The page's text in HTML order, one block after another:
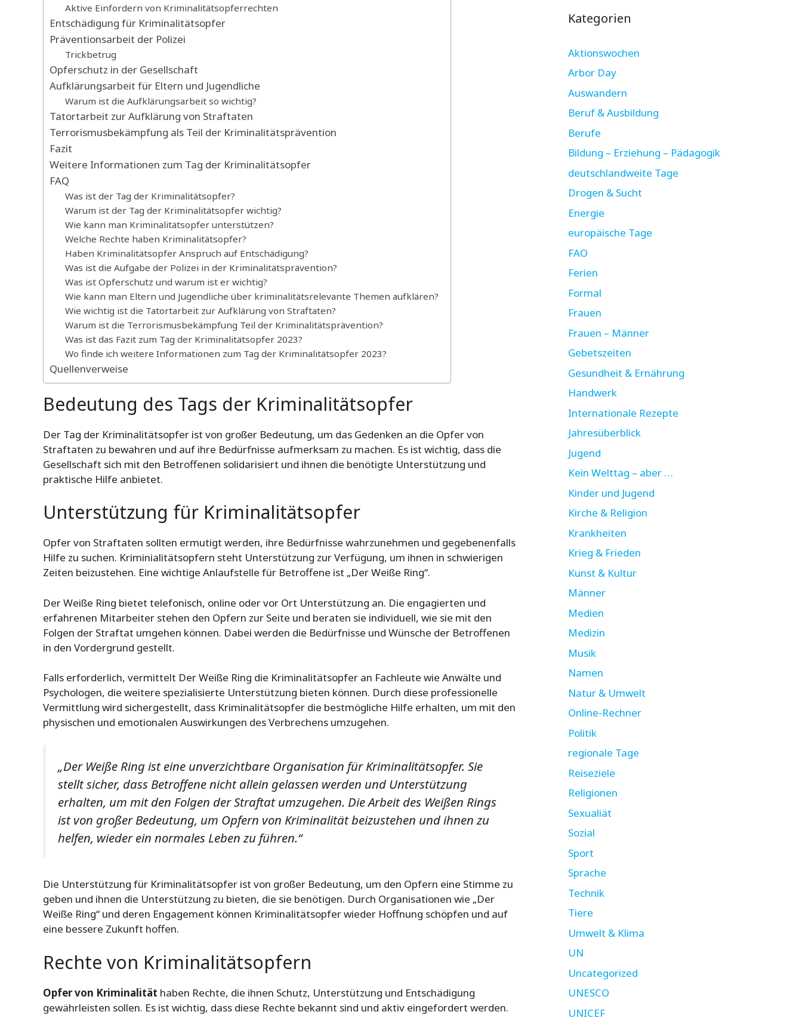
Aktive Einfordern von Kriminalitätsopferrechten
Entschädigung für Kriminalitätsopfer
Präventionsarbeit der Polizei
Trickbetrug
Opferschutz in der Gesellschaft
Aufklärungsarbeit für Eltern und Jugendliche
Warum ist die Aufklärungsarbeit so wichtig?
Tatortarbeit zur Aufklärung von Straftaten
Terrorismusbekämpfung als Teil der Kriminalitätsprävention
Fazit
Weitere Informationen zum Tag der Kriminalitätsopfer
FAQ
Was ist der Tag der Kriminalitätsopfer?
Warum ist der Tag der Kriminalitätsopfer wichtig?
Wie kann man Kriminalitätsopfer unterstützen?
Welche Rechte haben Kriminalitätsopfer?
Haben Kriminalitätsopfer Anspruch auf Entschädigung?
Was ist die Aufgabe der Polizei in der Kriminalitätsprävention?
Was ist Opferschutz und warum ist er wichtig?
Wie kann man Eltern und Jugendliche über kriminalitätsrelevante Themen aufklären?
Wie wichtig ist die Tatortarbeit zur Aufklärung von Straftaten?
Warum ist die Terrorismusbekämpfung Teil der Kriminalitätsprävention?
Was ist das Fazit zum Tag der Kriminalitätsopfer 2023?
Wo finde ich weitere Informationen zum Tag der Kriminalitätsopfer 2023?
Quellenverweise
Bedeutung des Tags der Kriminalitätsopfer
Der Tag der Kriminalitätsopfer ist von großer Bedeutung, um das Gedenken an die Opfer von
Straftaten zu bewahren und auf ihre Bedürfnisse aufmerksam zu machen. Es ist wichtig, dass die
Gesellschaft sich mit den Betroffenen solidarisiert und ihnen die benötigte Unterstützung und
praktische Hilfe anbietet.
Unterstützung für Kriminalitätsopfer
Opfer von Straftaten sollten ermutigt werden, ihre Bedürfnisse wahrzunehmen und gegebenenfalls
Hilfe zu suchen. Kriminialitätsopfern steht Unterstützung zur Verfügung, um ihnen in schwierigen
Zeiten beizustehen. Eine wichtige Anlaufstelle für Betroffene ist „Der Weiße Ring“.
Der Weiße Ring bietet telefonisch, online oder vor Ort Unterstützung an. Die engagierten und
erfahrenen Mitarbeiter stehen den Opfern zur Seite und beraten sie individuell, wie sie mit den
Folgen der Straftat umgehen können. Dabei werden die Bedürfnisse und Wünsche der Betroffenen
in den Vordergrund gestellt.
Falls erforderlich, vermittelt Der Weiße Ring die Kriminalitätsopfer an Fachleute wie Anwälte und
Psychologen, die weitere spezialisierte Unterstützung bieten können. Durch diese professionelle
Vermittlung wird sichergestellt, dass Kriminalitätsopfer die bestmögliche Hilfe erhalten, um mit den
physischen und emotionalen Auswirkungen des Verbrechens umzugehen.
„Der Weiße Ring ist eine unverzichtbare Organisation für Kriminalitätsopfer. Sie
stellt sicher, dass Betroffene nicht allein gelassen werden und Unterstützung
erhalten, um mit den Folgen der Straftat umzugehen. Die Arbeit des Weißen Rings
ist von großer Bedeutung, um Opfern von Kriminalität beizustehen und ihnen zu
helfen, wieder ein normales Leben zu führen.“
Die Unterstützung für Kriminalitätsopfer ist von großer Bedeutung, um den Opfern eine Stimme zu
geben und ihnen die Unterstützung zu bieten, die sie benötigen. Durch Organisationen wie „Der
Weiße Ring“ und deren Engagement können Kriminalitätsopfer wieder Hoffnung schöpfen und auf
eine bessere Zukunft hoffen.
Rechte von Kriminalitätsopfern
Opfer von Kriminalität haben Rechte, die ihnen Schutz, Unterstützung und Entschädigung
gewährleisten sollen. Es ist wichtig, dass diese Rechte bekannt sind und aktiv eingefordert werden.
Kategorien
Aktionswochen
Arbor Day
Auswandern
Beruf & Ausbildung
Berufe
Bildung – Erziehung – Pädagogik
deutschlandweite Tage
Drogen & Sucht
Energie
europäische Tage
FAO
Ferien
Formal
Frauen
Frauen – Männer
Gebetszeiten
Gesundheit & Ernährung
Handwerk
Internationale Rezepte
Jahresüberblick
Jugend
Kein Welttag – aber …
Kinder und Jugend
Kirche & Religion
Krankheiten
Krieg & Frieden
Kunst & Kultur
Männer
Medien
Medizin
Musik
Namen
Natur & Umwelt
Online-Rechner
Politik
regionale Tage
Reiseziele
Religionen
Sexualiät
Sozial
Sport
Sprache
Technik
Tiere
Umwelt & Klima
UN
Uncategorized
UNESCO
UNICEF